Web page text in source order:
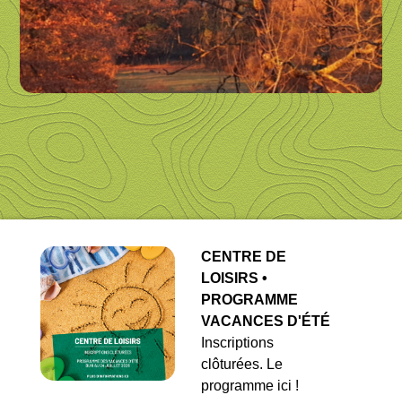
CENTRE DE
LOISIRS •
PROGRAMME
VACANCES D'ÉTÉ
Inscriptions
clôturées. Le
programme ici !